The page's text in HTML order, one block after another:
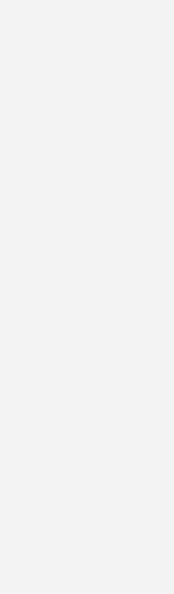
in den
neue Rolle ab 1.
Vorstands
& Air